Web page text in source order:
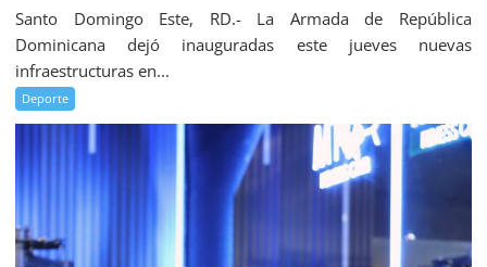
Santo Domingo Este, RD.- La Armada de República
Dominicana dejó inauguradas este jueves nuevas
infraestructuras en...
Deporte